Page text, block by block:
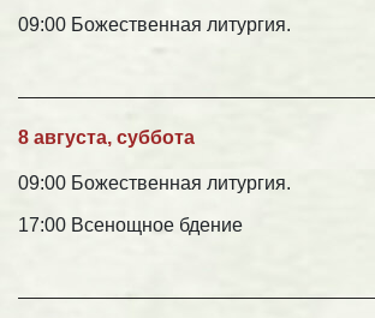
09:00 Божественная литургия.
8 августа, суббота
09:00 Божественная литургия.
17:00 Всенощное бдение